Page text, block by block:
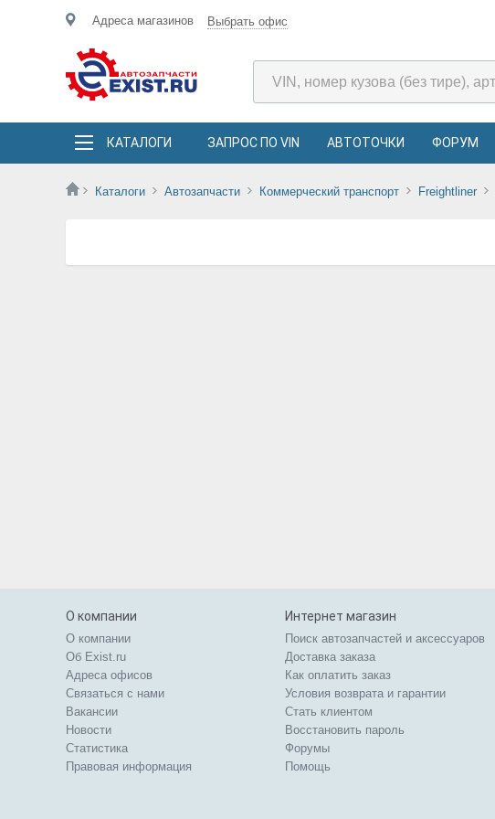
Адреса магазинов Выбрать офис
КАТАЛОГИ ЗАПРОС ПО VIN АВТОТОЧКИ ФОРУМ
Каталоги Автозапчасти Коммерческий транспорт Freightliner
О компании
О компании
Об Exist.ru
Адреса офисов
Связаться с нами
Вакансии
Новости
Статистика
Правовая информация
Интернет магазин
Поиск автозапчастей и аксессуаров
Доставка заказа
Как оплатить заказ
Условия возврата и гарантии
Стать клиентом
Восстановить пароль
Форумы
Помощь